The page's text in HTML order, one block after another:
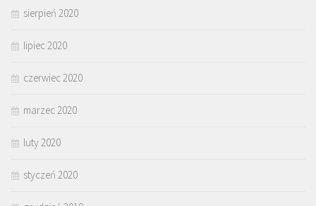
sierpień 2020
lipiec 2020
czerwiec 2020
marzec 2020
luty 2020
styczeń 2020